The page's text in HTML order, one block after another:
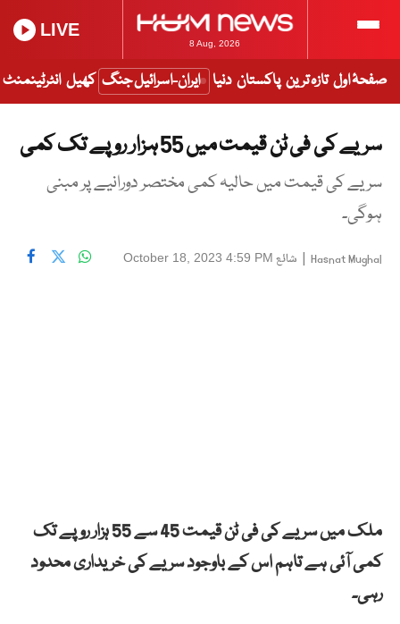
8 Aug, 2026
LIVE
صفحۂ اول تازہ ترین پاکستان دنیا ایران-اسرائیل جنگ کھیل انٹرٹینمنٹ
سریے کی فی ٹن قیمت میں 55 ہزار روپے تک کمی
سریے کی قیمت میں حالیہ کمی مختصر دورانیے پر مبنی
ہوگی۔
Hasnat Mughal
| شائع October 18, 2023 4:59 PM
ملک میں سریے کی فی ٹن قیمت 45 سے 55 ہزار روپے تک
کمی آئی ہے تاہم اس کے باوجود سریے کی خریداری محدود
رہی۔